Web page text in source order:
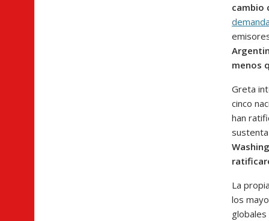
cambio
menos
Greta
cinco
han
La
los
globales